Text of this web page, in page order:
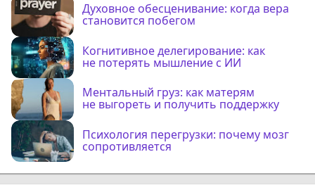
Духовное обесценивание: когда вера
становится побегом
Когнитивное делегирование: как
не потерять мышление с ИИ
Ментальный груз: как матерям
не выгореть и получить поддержку
Психология перегрузки: почему мозг
сопротивляется